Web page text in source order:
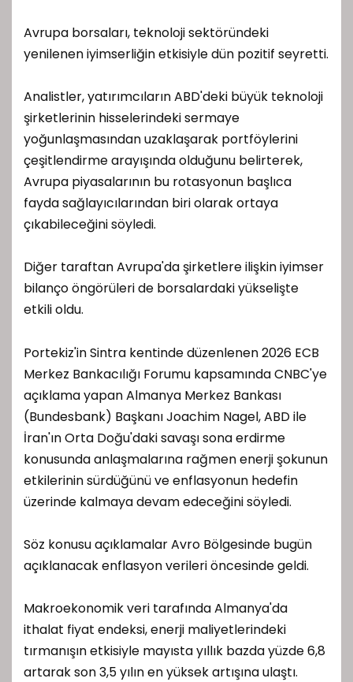
Avrupa borsaları, teknoloji sektöründeki
yenilenen iyimserliğin etkisiyle dün pozitif seyretti.
Analistler, yatırımcıların ABD'deki büyük teknoloji
şirketlerinin hisselerindeki sermaye
yoğunlaşmasından uzaklaşarak portföylerini
çeşitlendirme arayışında olduğunu belirterek,
Avrupa piyasalarının bu rotasyonun başlıca
fayda sağlayıcılarından biri olarak ortaya
çıkabileceğini söyledi.
Diğer taraftan Avrupa'da şirketlere ilişkin iyimser
bilanço öngörüleri de borsalardaki yükselişte
etkili oldu.
Portekiz'in Sintra kentinde düzenlenen 2026 ECB
Merkez Bankacılığı Forumu kapsamında CNBC'ye
açıklama yapan Almanya Merkez Bankası
(Bundesbank) Başkanı Joachim Nagel, ABD ile
İran'ın Orta Doğu'daki savaşı sona erdirme
konusunda anlaşmalarına rağmen enerji şokunun
etkilerinin sürdüğünü ve enflasyonun hedefin
üzerinde kalmaya devam edeceğini söyledi.
Söz konusu açıklamalar Avro Bölgesinde bugün
açıklanacak enflasyon verileri öncesinde geldi.
Makroekonomik veri tarafında Almanya'da
ithalat fiyat endeksi, enerji maliyetlerindeki
tırmanışın etkisiyle mayısta yıllık bazda yüzde 6,8
artarak son 3,5 yılın en yüksek artışına ulaştı.